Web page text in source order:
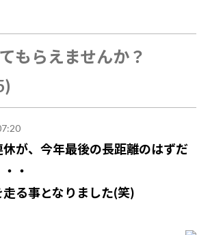
もらえませんか？
が、今年最後の長距離のはずだ
・
る事となりました(笑)